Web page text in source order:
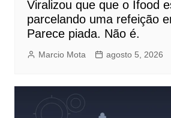
Viralizou que que o Ifood
parcelando uma refeição
Parece piada. Não é.
Marcio Mota agosto 5, 2026